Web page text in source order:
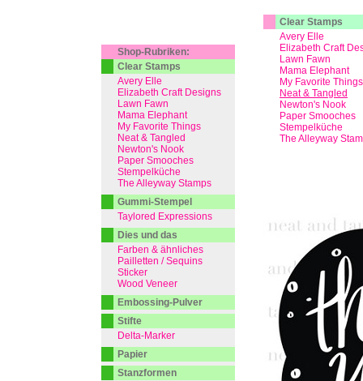
Clear Stamps
Avery Elle
Elizabeth Craft
Lawn Fawn
Mama Elephant
My Favorite Things
Neat & Tangled
Newton's Nook
Paper Smooches
Stempelküche
The Alleyway
Shop-Rubriken:
Clear Stamps
Avery Elle
Elizabeth Craft Designs
Lawn Fawn
Mama Elephant
My Favorite Things
Neat & Tangled
Newton's Nook
Paper Smooches
Stempelküche
The Alleyway Stamps
Gummi-Stempel
Taylored Expressions
Dies und das
Farben & ähnliches
Pailletten / Sequins
Sticker
Wood Veneer
Embossing-Pulver
Stifte
Delta-Marker
Papier
Stanzformen